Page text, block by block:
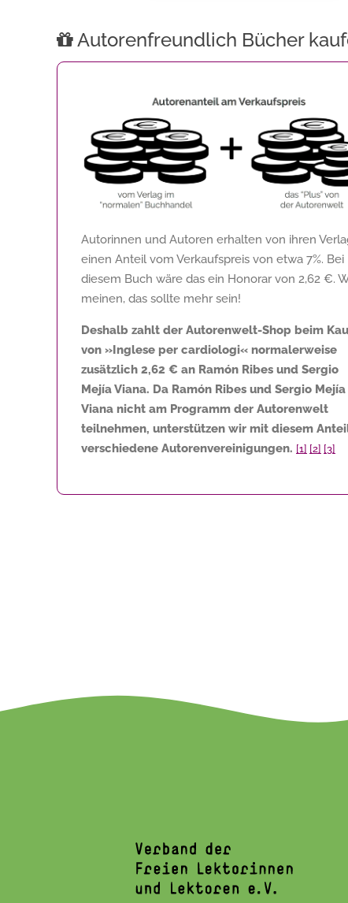
Autorenfreundlich Bücher
Autorinnen und Autoren erhalten von ihren
einen Anteil vom Verkaufspreis von etwa 7%. Bei
diesem Buch wäre das ein Honorar von 2,62 €.
meinen, das sollte mehr sein!
Deshalb zahlt der Autorenwelt-Shop beim
von »Inglese per cardiologi« normalerweise
zusätzlich 2,62 € an Ramón Ribes und Sergio
Mejía Viana. Da Ramón Ribes und Sergio Mejía
Viana nicht am Programm der Autorenwelt
teilnehmen, unterstützen wir mit diesem
verschiedene Autorenvereinigungen. [1] [2] [3]